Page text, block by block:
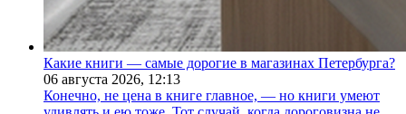
Какие книги — самые дорогие в магазинах Петербурга?
06 августа 2026, 12:13
Конечно, не цена в книге главное, — но книги умеют